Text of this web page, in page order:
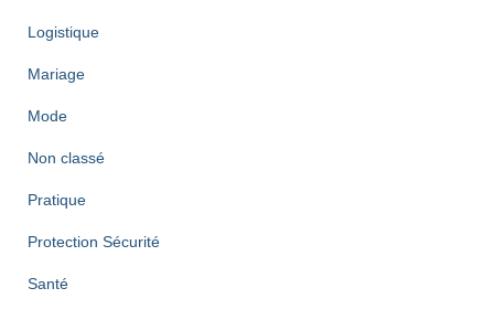
Logistique
Mariage
Mode
Non classé
Pratique
Protection Sécurité
Santé